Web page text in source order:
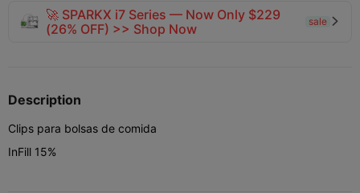
🚀 SPARKX i7 Series — Now Only $229
(26% OFF) >> Shop Now
sale 
Description
Clips para bolsas de comida
InFill 15%